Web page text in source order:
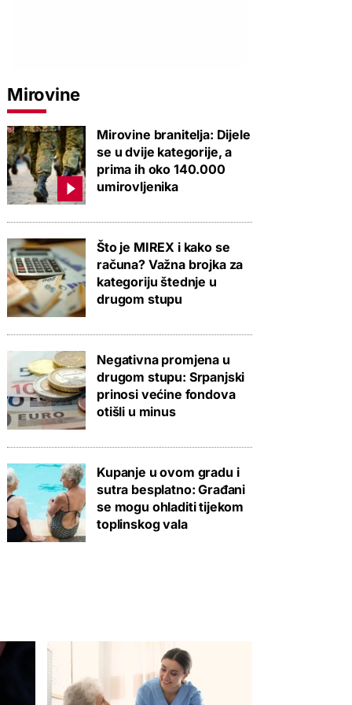
Mirovine
Mirovine branitelja: Dijele
se u dvije kategorije, a
prima ih oko 140.000
umirovljenika
Što je MIREX i kako se
računa? Važna brojka za
kategoriju štednje u
drugom stupu
Negativna promjena u
drugom stupu: Srpanjski
prinosi većine fondova
otišli u minus
Kupanje u ovom gradu i
sutra besplatno: Građani
se mogu ohladiti tijekom
toplinskog vala